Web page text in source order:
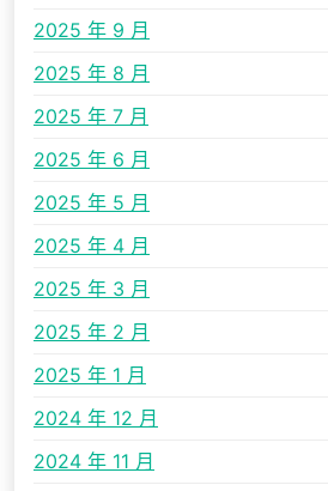
2025 年 9 月
2025 年 8 月
2025 年 7 月
2025 年 6 月
2025 年 5 月
2025 年 4 月
2025 年 3 月
2025 年 2 月
2025 年 1 月
2024 年 12 月
2024 年 11 月